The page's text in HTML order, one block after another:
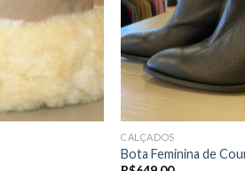
CALÇADOS
Bota Feminina de